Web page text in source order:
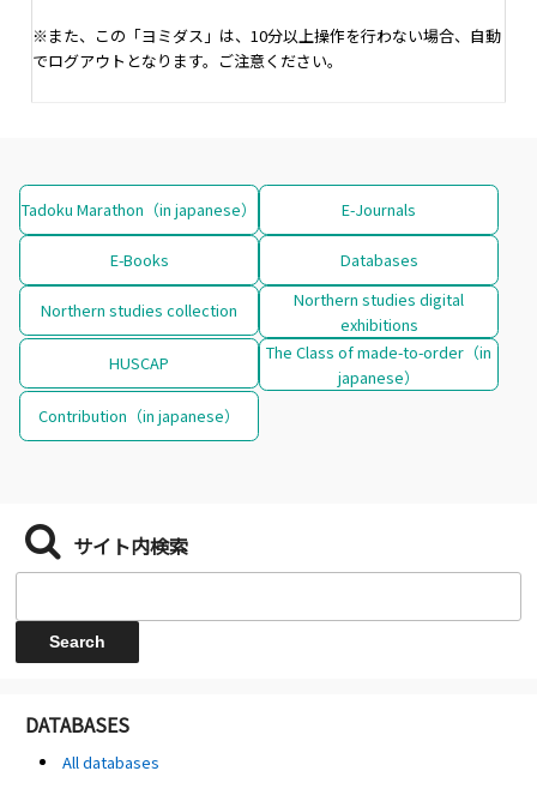
※また、この「ヨミダス」は、10分以上操作を行わない場合、自動
でログアウトとなります。ご注意ください。
Tadoku Marathon（in japanese） E-Journals
E-Books Databases
Northern studies collection
Northern studies digital
exhibitions
HUSCAP
The Class of made-to-order（in
japanese）
Contribution（in japanese）
サイト内検索
DATABASES
All databases